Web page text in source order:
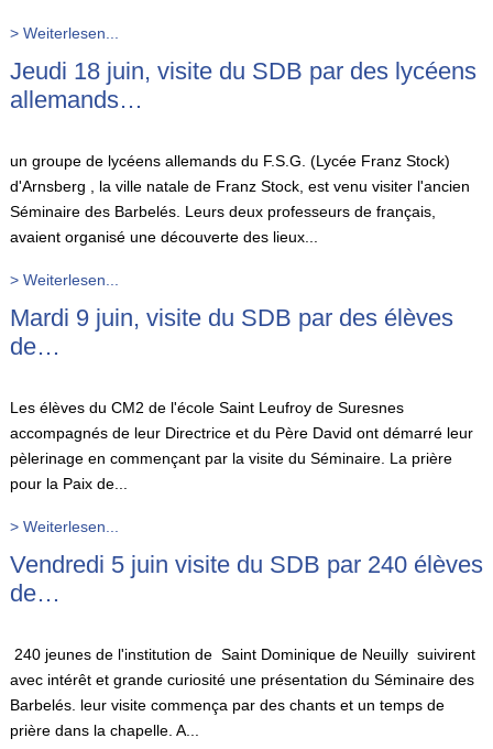
> Weiterlesen...
Jeudi 18 juin, visite du SDB par des lycéens
allemands…
un groupe de lycéens allemands du F.S.G. (Lycée Franz Stock)
d'Arnsberg , la ville natale de Franz Stock, est venu visiter l'ancien
Séminaire des Barbelés. Leurs deux professeurs de français,
avaient organisé une découverte des lieux...
> Weiterlesen...
Mardi 9 juin, visite du SDB par des élèves
de…
Les élèves du CM2 de l'école Saint Leufroy de Suresnes
accompagnés de leur Directrice et du Père David ont démarré leur
pèlerinage en commençant par la visite du Séminaire. La prière
pour la Paix de...
> Weiterlesen...
Vendredi 5 juin visite du SDB par 240 élèves
de…
240 jeunes de l'institution de Saint Dominique de Neuilly suivirent
avec intérêt et grande curiosité une présentation du Séminaire des
Barbelés. leur visite commença par des chants et un temps de
prière dans la chapelle. A...